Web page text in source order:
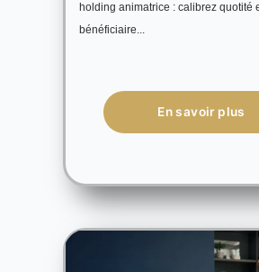
holding animatrice : calibrez quotité
bénéficiaire...
En savoir plus